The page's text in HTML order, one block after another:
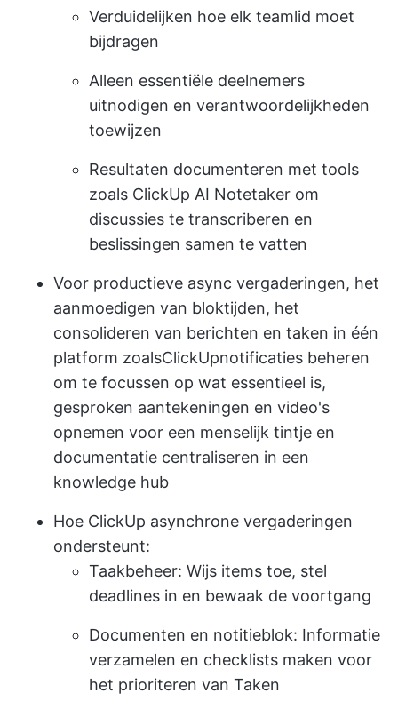
Verduidelijken hoe elk teamlid moet
bijdragen
Alleen essentiële deelnemers
uitnodigen en verantwoordelijkheden
toewijzen
Resultaten documenteren met tools
zoals ClickUp AI Notetaker om
discussies te transcriberen en
beslissingen samen te vatten
Voor productieve async vergaderingen, het
aanmoedigen van bloktijden, het
consolideren van berichten en taken in één
platform zoalsClickUpnotificaties beheren
om te focussen op wat essentieel is,
gesproken aantekeningen en video's
opnemen voor een menselijk tintje en
documentatie centraliseren in een
knowledge hub
Hoe ClickUp asynchrone vergaderingen
ondersteunt:
Taakbeheer: Wijs items toe, stel
deadlines in en bewaak de voortgang
Documenten en notitieblok: Informatie
verzamelen en checklists maken voor
het prioriteren van Taken